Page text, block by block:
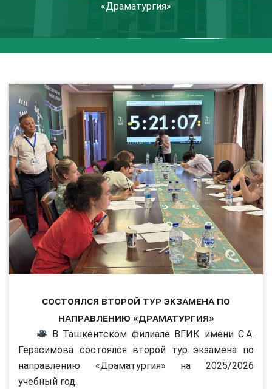
«Драматургия»
Состоялся второй тур экзамена по
направлению «Драматургия»
В Ташкентском филиале ВГИК имени С.А.
Герасимова состоялся второй тур экзамена по
направлению «Драматургия» на 2025/2026
учебный год.